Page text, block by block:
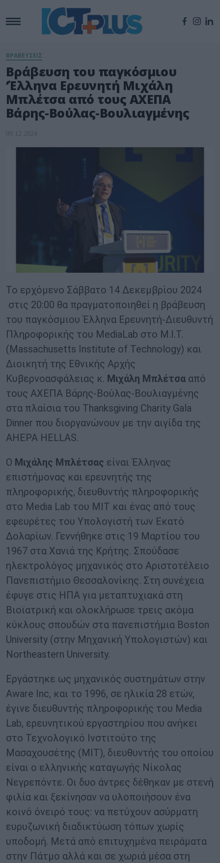
ΒΡΑΒΕΥΣΕΙΣ
Βράβευση του παγκόσμιου
‘Έλληνα Ερευνητή Μιχάλη
Μπλέτσα από τους AXEΠΑ
Βάρης-Βούλας-Βουλιαγμένης
09.12.2024
Το ερχόμενο Σάββατο 14 Δεκεμβρίου 2024
στις 20:00 θα πραγματοποιηθεί η βράβευση
του παγκόσμιου Έλληνα Eρευνητή-Διευθυντή
Πληροφορικής του MediaLab στο Μ.Ι.Τ.
(Massachusetts Institute of Technology) και
Διοικητή της Εθνικής Αρχής
Κυβερνοασφάλειας κ. Μιχάλη Μπλέτσα από
τους ΑΧΕΠΑ Βάρης-Βούλας-Βουλιαγμένης
στα πλαίσια του Thanksgiving Charity Gala
Dinner που διοργανώνουν με την αιγίδα της
AHEPA HELLAS.
Ο Μιχάλης Μπλέτσας είναι Έλληνας
επιστήμονας και ερευνητής της
πληροφορικής, διευθυντής πληροφορικής
στο Media Lab του MIT και ένας από τους
εφευρέτες του Υπολογιστή των Εκατό
Δολαρίων. Γεννήθηκε στις 19 Μαρτίου του
1967 στα Χανιά της Κρήτης. Σπούδασε
ηλεκτρολόγος μηχανικός στο Αριστοτέλειο
Πανεπιστήμιο Θεσσαλονίκης. Στη συνέχεια
έφυγε στις ΗΠΑ για μεταπτυχιακά στη
Βιοϊατρική και ολοκλήρωσε τρεις ακόμα
κύκλους σπουδών στα πανεπιστήμια Boston
University (στην Μηχανική Υπολογιστών) και
Northeastern University.
Εργάστηκε ως μηχανικός συστημάτων στην
Aware Inc, και το 1996, σε ηλικία 28 ετών,
έγινε διευθυντής πληροφορικής του Media
Lab, ερευνητικού εργαστηρίου που ανήκει
στο Τεχνολογικό Ινστιτούτο της
Μασαχουσέτης (MIT), διευθυντής του οποίου
είναι ο ελληνικής καταγωγής Νίκολας
Νεγρεπόντε. Οι δυο άντρες δέθηκαν με στενή
φιλία και ξεκίνησαν να υλοποιήσουν ένα
κοινό όνειρό τους: να πετύχουν ασύρματη
ευρυζωνική διαδικτύωση τόπων χωρίς
υποδομή. Μετά από επιτυχημένα πειράματα
στην Πάτμο αλλά και σε χωριά μέσα στη